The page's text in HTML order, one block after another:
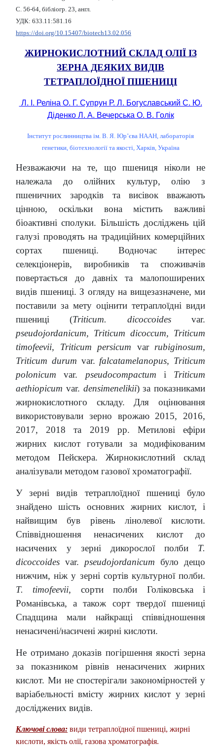
С. 56-64, бібліогр. 23, англ.
УДК: 633.11:581.16
https://doi.org/10.15407/biotech13.02.056
ЖИРНОКИСЛОТНИЙ СКЛАД ОЛІЇ ІЗ
ЗЕРНА ДЕЯКИХ ВИДІВ
ТЕТРАПЛОЇДНОЇ ПШЕНИЦІ
Л. І. Реліна О. Г. Супрун Р. Л. Богуславський С. Ю.
Діденко Л. А. Вечерська О. В. Голік
Інститут рослинництва ім. В. Я. Юр’єва НААН, лабораторія
генетики, біотехнології та якості, Харків, Україна
Незважаючи на те, що пшениця ніколи не
належала до олійних культур, олію з
пшеничних зародків та висівок вважають
цінною, оскільки вона містить важливі
біоактивні сполуки. Більшість досліджень цій
галузі проводять на традиційних комерційних
сортах пшениці. Водночас інтерес
селекціонерів, виробників та споживачів
повертається до давніх та малопоширених
видів пшениці. З огляду на вищезазначене, ми
поставили за мету оцінити тетраплоїдні види
пшениці (Triticum. dicoccoidesvar.
pseudojordanicum, Triticum dicoccum, Triticum
timofeevii, Triticum persicum var rubiginosum,
Triticum durum var. falcatamelanopus, Triticum
polonicum var. pseudocompactum і Triticum
aethiopicum var. densimenelikii) за показниками
жирнокислотного складу. Для оцінювання
використовували зерно врожаю 2015, 2016,
2017, 2018 та 2019 рр. Метилові ефіри
жирних кислот готували за модифікованим
методом Пейскера. Жирнокислотний склад
аналізували методом газової хроматографії.
У зерні видів тетраплоїдної пшениці було
знайдено шість основних жирних кислот, і
найвищим був рівень лінолевої кислоти.
Співвідношення ненасичених кислот до
насичених у зерні дикорослої полби T.
dicoccoides var. pseudojordanicum було дещо
нижчим, ніж у зерні сортів культурної полби.
T. timofeevii, сорти полби Голіковська і
Романівська, а також сорт твердої пшениці
Спадщина мали найкращі співвідношення
ненасичені/насичені жирні кислоти.
Не отримано доказів погіршення якості зерна
за показником рівнів ненасичених жирних
кислот. Ми не спостерігали закономірностей у
варіабельності вмісту жирних кислот у зерні
досліджених видів.
Ключові слова: види тетраплоїдної пшениці, жирні
кислоти, якість олії, газова хроматографія.